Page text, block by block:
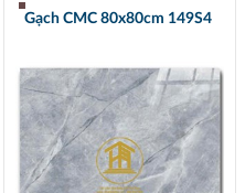
Gạch CMC 80x80cm 149S4